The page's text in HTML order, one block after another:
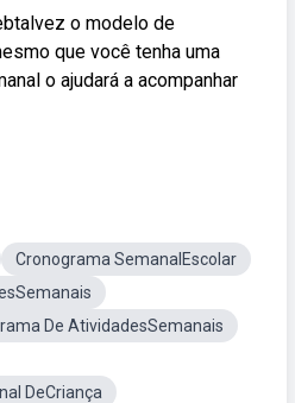
o modelo de
que você tenha uma
o ajudará a acompanhar
Cronograma SemanalEscolar
De AtividadesSemanais
DeCriança